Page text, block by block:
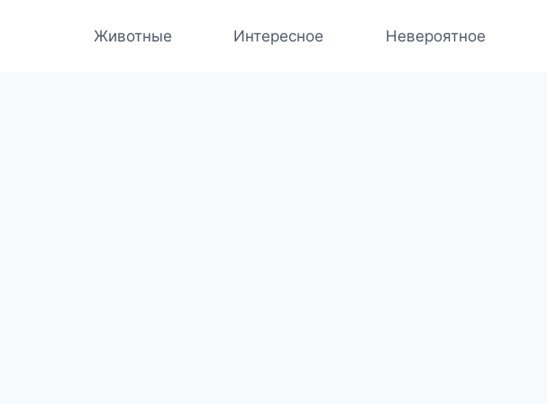
Животные Интересное Невероятное